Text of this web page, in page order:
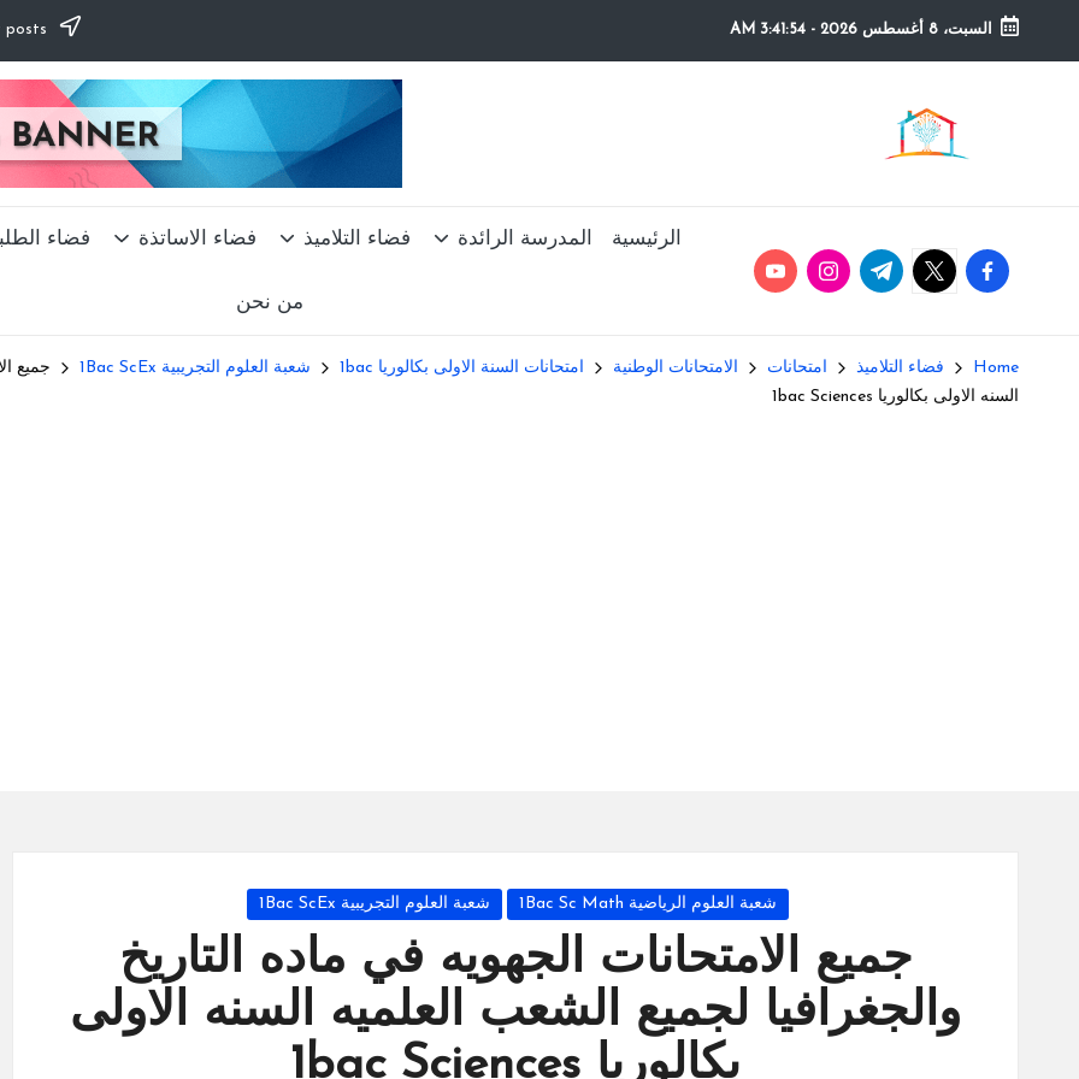
Skip
السبت، 8 أغسطس 2026 -
3:41:55 AM
م
ع
م
التعليم
الصريح
facebook.com
twitter.com
t.me
instagram.com
youtube.com
الرئيسية المدرسة الرائدة فضاء التلاميذ فضاء الاساتذة فضاء
من نحن
Home فضاء التلاميذ امتحانات الامتحانات الوطنية امتحانات السنة الاولى بكالوريا 1bac شعبة العلوم التجريبية 1Bac ScEx
جميع
السنه الاولى بكالوريا 1bac Sciences
Posted
in
شعبة العلوم الرياضية 1Bac Sc Math شعبة العلوم التجريبية 1Bac ScEx
جميع الامتحانات الجهويه في ماده التاريخ
والجغرافيا لجميع الشعب العلميه السنه الاولى
بكالوريا 1bac Sciences